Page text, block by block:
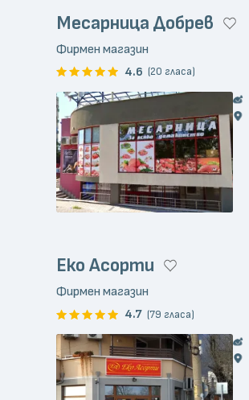
Месарница Добрев
Фирмен магазин
4.6 (20 гласа)
Еко Асорти
Фирмен магазин
4.7 (79 гласа)